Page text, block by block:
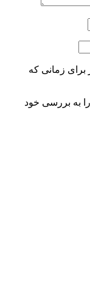
برای زمانی که
به بررسی خود